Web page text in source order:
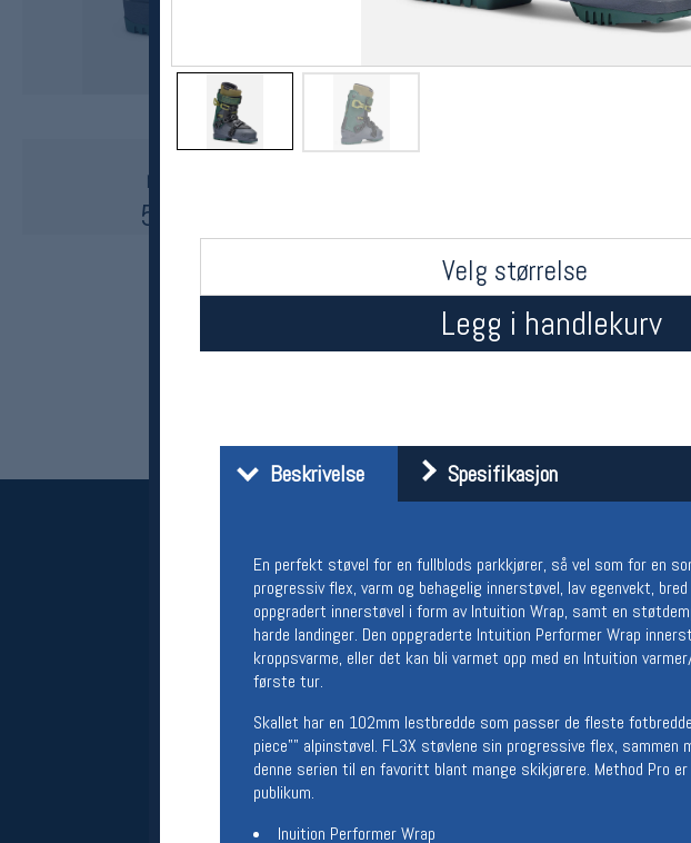
Velg størrelse
Legg i handlekurv
Beskrivelse Spesifikasjon
En perfekt støvel for en fullblods parkkjører, så vel som for en
progressiv flex, varm og behagelig innerstøvel, lav egenvekt,
oppgradert innerstøvel i form av Intuition Wrap, samt en
harde landinger. Den oppgraderte Intuition Performer Wrap
kroppsvarme, eller det kan bli varmet opp med en Intuition
første tur.
Skallet har en 102mm lestbredde som passer de fleste
piece"" alpinstøvel. FL3X støvlene sin progressive flex,
denne serien til en favoritt blant mange skikjørere. Method
publikum.
Inuition Performer Wrap
K2
Method Pro alpinstøvler 23/24
5500,-
Her finner du oss
Oslo Sportslager
Torggata 20
0183 Oslo
(telefontid man-fredag klokken 10-13)
Vis i kart
Om oss
Kontakt oss
Man-Fredag:
Lørdag: